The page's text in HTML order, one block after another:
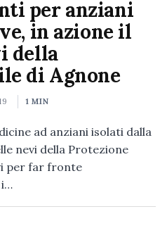
per anziani
in azione il
della
di Agnone
1 MIN
ad anziani isolati dalla
nevi della Protezione
per far fronte
i…